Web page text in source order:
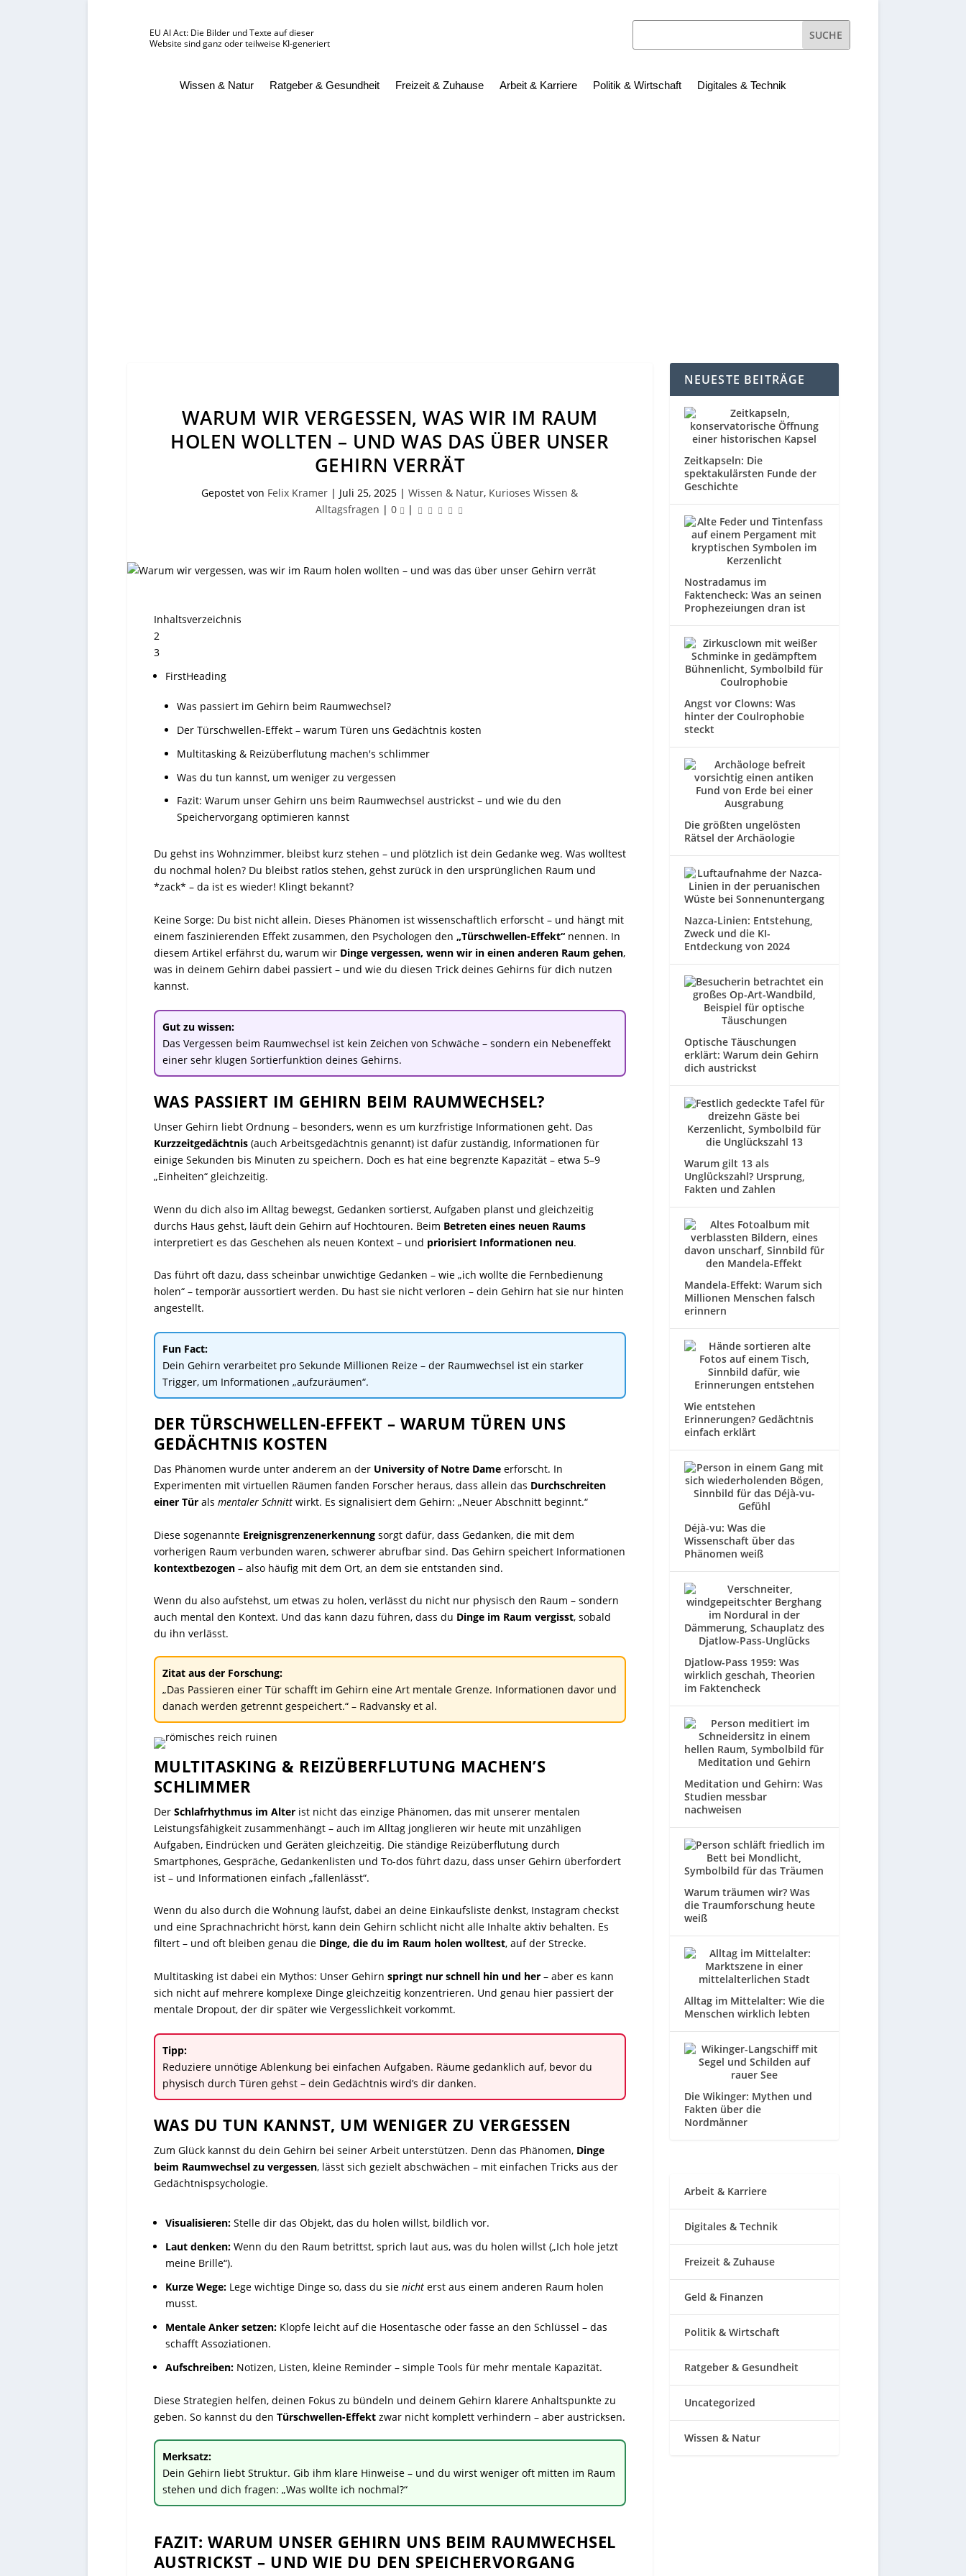
EU AI Act: Die Bilder und Texte auf dieser
Website sind ganz oder teilweise KI-generiert
Wissen & Natur Ratgeber & Gesundheit Freizeit & Zuhause Arbeit & Karriere Politik & Wirtschaft Digitales & Technik
WARUM WIR VERGESSEN, WAS WIR IM RAUM
HOLEN WOLLTEN – UND WAS DAS ÜBER UNSER
GEHIRN VERRÄT
Gepostet von Felix Kramer | Juli 25, 2025 |Wissen & Natur, Kurioses Wissen &
Alltagsfragen |0 |
Inhaltsverzeichnis
2
3
FirstHeading
Was passiert im Gehirn beim Raumwechsel?
Der Türschwellen-Effekt – warum Türen uns Gedächtnis kosten
Multitasking & Reizüberflutung machen's schlimmer
Was du tun kannst, um weniger zu vergessen
Fazit: Warum unser Gehirn uns beim Raumwechsel austrickst – und wie du den
Speichervorgang optimieren kannst
Du gehst ins Wohnzimmer, bleibst kurz stehen – und plötzlich ist dein Gedanke weg. Was wolltest
du nochmal holen? Du bleibst ratlos stehen, gehst zurück in den ursprünglichen Raum und
*zack* – da ist es wieder! Klingt bekannt?
Keine Sorge: Du bist nicht allein. Dieses Phänomen ist wissenschaftlich erforscht – und hängt mit
einem faszinierenden Effekt zusammen, den Psychologen den „Türschwellen-Effekt“nennen. In
diesem Artikel erfährst du, warum wir Dinge vergessen, wenn wir in einen anderen Raum gehen,
was in deinem Gehirn dabei passiert – und wie du diesen Trick deines Gehirns für dich nutzen
kannst.
Gut zu wissen:
Das Vergessen beim Raumwechsel ist kein Zeichen von Schwäche – sondern ein Nebeneffekt
einer sehr klugen Sortierfunktion deines Gehirns.
WAS PASSIERT IM GEHIRN BEIM RAUMWECHSEL?
Unser Gehirn liebt Ordnung – besonders, wenn es um kurzfristige Informationen geht. Das
Kurzzeitgedächtnis(auch Arbeitsgedächtnis genannt) ist dafür zuständig, Informationen für
einige Sekunden bis Minuten zu speichern. Doch es hat eine begrenzte Kapazität – etwa 5–9
„Einheiten“ gleichzeitig.
Wenn du dich also im Alltag bewegst, Gedanken sortierst, Aufgaben planst und gleichzeitig
durchs Haus gehst, läuft dein Gehirn auf Hochtouren. Beim Betreten eines neuen Raums
interpretiert es das Geschehen als neuen Kontext – und priorisiert Informationen neu.
Das führt oft dazu, dass scheinbar unwichtige Gedanken – wie „ich wollte die Fernbedienung
holen“ – temporär aussortiert werden. Du hast sie nicht verloren – dein Gehirn hat sie nur hinten
angestellt.
Fun Fact:
Dein Gehirn verarbeitet pro Sekunde Millionen Reize – der Raumwechsel ist ein starker
Trigger, um Informationen „aufzuräumen“.
DER TÜRSCHWELLEN-EFFEKT – WARUM TÜREN UNS
GEDÄCHTNIS KOSTEN
Das Phänomen wurde unter anderem an der University of Notre Dameerforscht. In
Experimenten mit virtuellen Räumen fanden Forscher heraus, dass allein das Durchschreiten
einer Türals mentaler Schnittwirkt. Es signalisiert dem Gehirn: „Neuer Abschnitt beginnt.“
Diese sogenannte Ereignisgrenzenerkennungsorgt dafür, dass Gedanken, die mit dem
vorherigen Raum verbunden waren, schwerer abrufbar sind. Das Gehirn speichert Informationen
kontextbezogen– also häufig mit dem Ort, an dem sie entstanden sind.
Wenn du also aufstehst, um etwas zu holen, verlässt du nicht nur physisch den Raum – sondern
auch mental den Kontext. Und das kann dazu führen, dass du Dinge im Raum vergisst, sobald
du ihn verlässt.
Zitat aus der Forschung:
„Das Passieren einer Tür schafft im Gehirn eine Art mentale Grenze. Informationen davor und
danach werden getrennt gespeichert.“ – Radvansky et al.
MULTITASKING & REIZÜBERFLUTUNG MACHEN’S
SCHLIMMER
Der Schlafrhythmus im Alterist nicht das einzige Phänomen, das mit unserer mentalen
Leistungsfähigkeit zusammenhängt – auch im Alltag jonglieren wir heute mit unzähligen
Aufgaben, Eindrücken und Geräten gleichzeitig. Die ständige Reizüberflutung durch
Smartphones, Gespräche, Gedankenlisten und To-dos führt dazu, dass unser Gehirn überfordert
ist – und Informationen einfach „fallenlässt“.
Wenn du also durch die Wohnung läufst, dabei an deine Einkaufsliste denkst, Instagram checkst
und eine Sprachnachricht hörst, kann dein Gehirn schlicht nicht alle Inhalte aktiv behalten. Es
filtert – und oft bleiben genau die Dinge, die du im Raum holen wolltest, auf der Strecke.
Multitasking ist dabei ein Mythos: Unser Gehirn springt nur schnell hin und her– aber es kann
sich nicht auf mehrere komplexe Dinge gleichzeitig konzentrieren. Und genau hier passiert der
mentale Dropout, der dir später wie Vergesslichkeit vorkommt.
Tipp:
Reduziere unnötige Ablenkung bei einfachen Aufgaben. Räume gedanklich auf, bevor du
physisch durch Türen gehst – dein Gedächtnis wird’s dir danken.
WAS DU TUN KANNST, UM WENIGER ZU VERGESSEN
Zum Glück kannst du dein Gehirn bei seiner Arbeit unterstützen. Denn das Phänomen, Dinge
beim Raumwechsel zu vergessen, lässt sich gezielt abschwächen – mit einfachen Tricks aus der
Gedächtnispsychologie.
Visualisieren:Stelle dir das Objekt, das du holen willst, bildlich vor.
Laut denken:Wenn du den Raum betrittst, sprich laut aus, was du holen willst („Ich hole jetzt
meine Brille“).
Kurze Wege:Lege wichtige Dinge so, dass du sie nichterst aus einem anderen Raum holen
musst.
Mentale Anker setzen:Klopfe leicht auf die Hosentasche oder fasse an den Schlüssel – das
schafft Assoziationen.
Aufschreiben:Notizen, Listen, kleine Reminder – simple Tools für mehr mentale Kapazität.
Diese Strategien helfen, deinen Fokus zu bündeln und deinem Gehirn klarere Anhaltspunkte zu
geben. So kannst du den Türschwellen-Effektzwar nicht komplett verhindern – aber austricksen.
Merksatz:
Dein Gehirn liebt Struktur. Gib ihm klare Hinweise – und du wirst weniger oft mitten im Raum
stehen und dich fragen: „Was wollte ich nochmal?“
FAZIT: WARUM UNSER GEHIRN UNS BEIM RAUMWECHSEL
AUSTRICKST – UND WIE DU DEN SPEICHERVORGANG
NEUESTE BEITRÄGE
Zeitkapseln: Die
spektakulärsten Funde der
Geschichte
Nostradamus im
Faktencheck: Was an seinen
Prophezeiungen dran ist
Angst vor Clowns: Was
hinter der Coulrophobie
steckt
Die größten ungelösten
Rätsel der Archäologie
Nazca-Linien: Entstehung,
Zweck und die KI-
Entdeckung von 2024
Optische Täuschungen
erklärt: Warum dein Gehirn
dich austrickst
Warum gilt 13 als
Unglückszahl? Ursprung,
Fakten und Zahlen
Mandela-Effekt: Warum sich
Millionen Menschen falsch
erinnern
Wie entstehen
Erinnerungen? Gedächtnis
einfach erklärt
Déjà-vu: Was die
Wissenschaft über das
Phänomen weiß
Djatlow-Pass 1959: Was
wirklich geschah, Theorien
im Faktencheck
Meditation und Gehirn: Was
Studien messbar
nachweisen
Warum träumen wir? Was
die Traumforschung heute
weiß
Alltag im Mittelalter: Wie die
Menschen wirklich lebten
Die Wikinger: Mythen und
Fakten über die
Nordmänner
Arbeit & Karriere
Digitales & Technik
Freizeit & Zuhause
Geld & Finanzen
Politik & Wirtschaft
Ratgeber & Gesundheit
Uncategorized
Wissen & Natur